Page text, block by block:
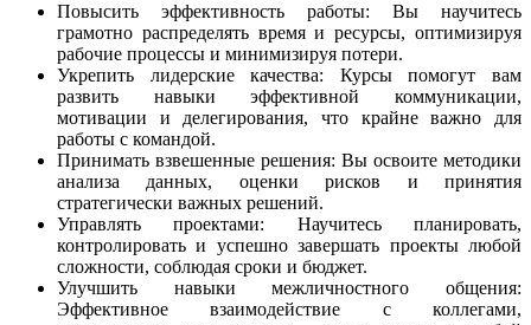
Повысить эффективность работы: Вы научитесь
грамотно распределять время и ресурсы, оптимизируя
рабочие процессы и минимизируя потери.
Укрепить лидерские качества: Курсы помогут вам
развить навыки эффективной коммуникации,
мотивации и делегирования, что крайне важно для
работы с командой.
Принимать взвешенные решения: Вы освоите методики
анализа данных, оценки рисков и принятия
стратегически важных решений.
Управлять проектами: Научитесь планировать,
контролировать и успешно завершать проекты любой
сложности, соблюдая сроки и бюджет.
Улучшить навыки межличностного общения:
Эффективное взаимодействие с коллегами,